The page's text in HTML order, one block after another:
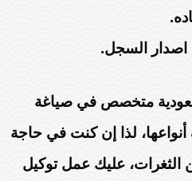
اصدار السجل.
متخصص في صياغة
أنواعها، لذا إن كنت في حاجة
عليك عمل توكيل